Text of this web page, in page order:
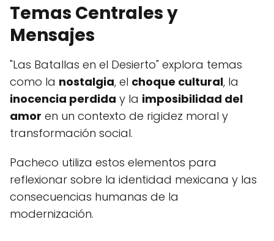
Temas Centrales y
Mensajes
"Las Batallas en el Desierto" explora temas
como la nostalgia, el choque cultural, la
inocencia perdida y la imposibilidad del
amor en un contexto de rigidez moral y
transformación social.
Pacheco utiliza estos elementos para
reflexionar sobre la identidad mexicana y las
consecuencias humanas de la
modernización.